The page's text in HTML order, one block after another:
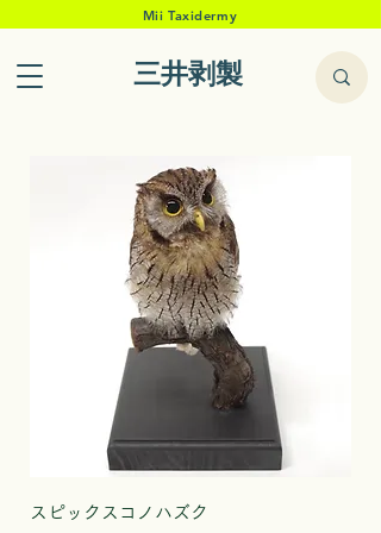
Mii Taxidermy
三井剥製
スピックスコノハズク